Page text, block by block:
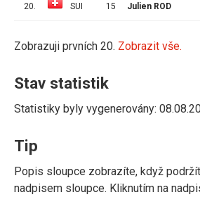
20. SUI 15 Julien ROD
Zobrazuji prvních 20. Zobrazit vše.
Stav statistik
Statistiky byly vygenerovány:
Tip
Popis sloupce zobrazíte, když
nadpisem sloupce. Kliknutím na